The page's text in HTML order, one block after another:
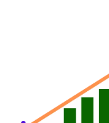
Descubre cómo usar la